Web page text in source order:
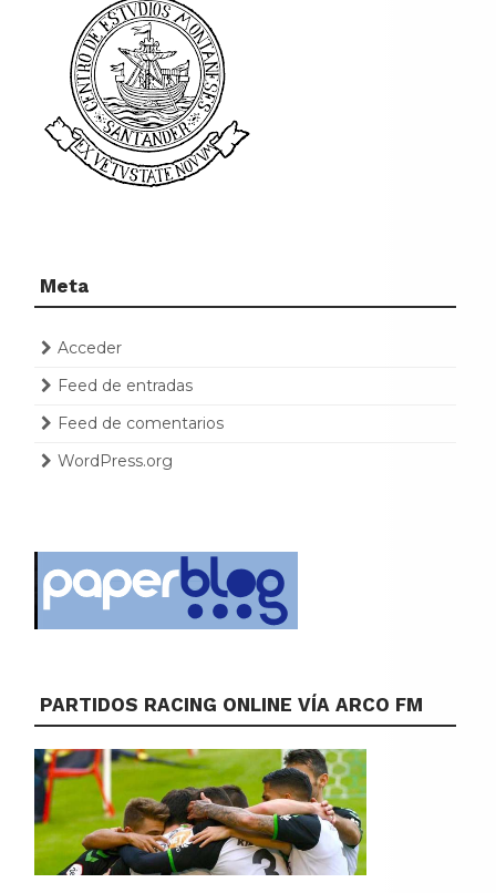
Meta
Acceder
Feed de entradas
Feed de comentarios
WordPress.org
PARTIDOS RACING ONLINE VÍA ARCO FM